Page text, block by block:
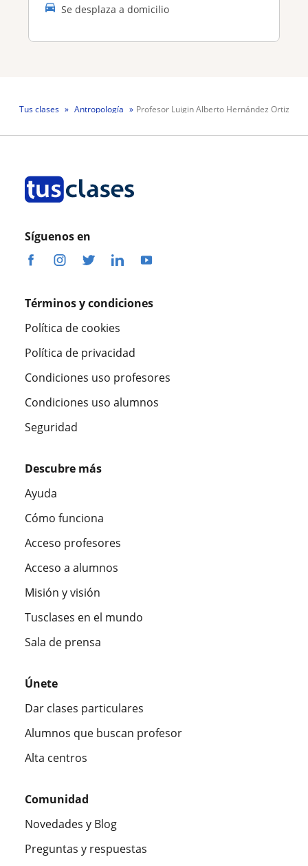
Se desplaza a domicilio
Tus clases Antropología Profesor Luigin Alberto Hernández Ortiz
Síguenos en
Términos y condiciones
Política de cookies
Política de privacidad
Condiciones uso profesores
Condiciones uso alumnos
Seguridad
Descubre más
Ayuda
Cómo funciona
Acceso profesores
Acceso a alumnos
Misión y visión
Tusclases en el mundo
Sala de prensa
Únete
Dar clases particulares
Alumnos que buscan profesor
Alta centros
Comunidad
Novedades y Blog
Preguntas y respuestas